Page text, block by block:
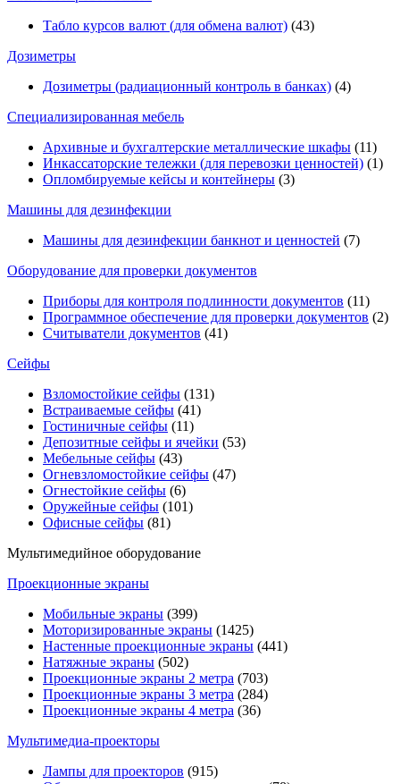
Табло курсов валют (для обмена валют) (43)
Дозиметры
Дозиметры (радиационный контроль в банках) (4)
Специализированная мебель
Архивные и бухгалтерские металлические шкафы (11)
Инкассаторские тележки (для перевозки ценностей) (1)
Опломбируемые кейсы и контейнеры (3)
Машины для дезинфекции
Машины для дезинфекции банкнот и ценностей (7)
Оборудование для проверки документов
Приборы для контроля подлинности документов (11)
Программное обеспечение для проверки документов (2)
Считыватели документов (41)
Сейфы
Взломостойкие сейфы (131)
Встраиваемые сейфы (41)
Гостиничные сейфы (11)
Депозитные сейфы и ячейки (53)
Мебельные сейфы (43)
Огневзломостойкие сейфы (47)
Огнестойкие сейфы (6)
Оружейные сейфы (101)
Офисные сейфы (81)
Мультимедийное оборудование
Проекционные экраны
Мобильные экраны (399)
Моторизированные экраны (1425)
Настенные проекционные экраны (441)
Натяжные экраны (502)
Проекционные экраны 2 метра (703)
Проекционные экраны 3 метра (284)
Проекционные экраны 4 метра (36)
Мультимедиa-проекторы
Лампы для проекторов (915)